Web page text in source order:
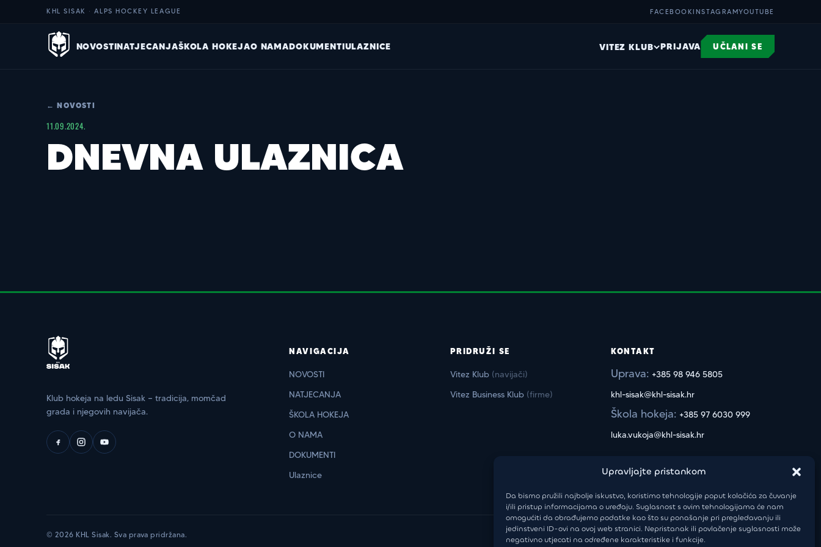
Upravljajte pristankom
Da bismo pružili najbolje iskustvo, koristimo tehnologije poput kolačića za čuvanje
i/ili pristup informacijama o uređaju. Suglasnost s ovim tehnologijama će nam
omogućiti da obrađujemo podatke kao što su ponašanje pri pregledavanju ili
jedinstveni ID-ovi na ovoj web stranici. Nepristanak ili povlačenje suglasnosti može
negativno utjecati na određene karakteristike i funkcije.
KHL SISAK · ALPS HOCKEY LEAGUE FACEBOOKINSTAGRAMYOUTUBE
NOVOSTINATJECANJAŠKOLA HOKEJAO NAMADOKUMENTIULAZNICE VITEZ KLUB PRIJAVA UČLANI SE
← NOVOSTI
11.09.2024.
DNEVNA ULAZNICA
Klub hokeja na ledu Sisak — tradicija, momčad
grada i njegovih navijača.
NAVIGACIJA
NOVOSTI
NATJECANJA
ŠKOLA HOKEJA
O NAMA
DOKUMENTI
Ulaznice
PRIDRUŽI SE
Vitez Klub (navijači)
Vitez Business Klub (firme)
KONTAKT
Uprava: +385 98 946 5805
khl-sisak@khl-sisak.hr
Škola hokeja: +385 97 6030 999
luka.vukoja@khl-sisak.hr
© 2026 KHL Sisak. Sva prava pridržana. Izjava o privatnosti